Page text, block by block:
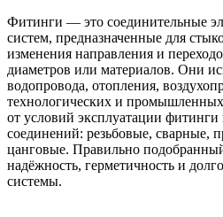
Фитинги — это соединительные
систем, предназначенные для
изменения направления и
диаметров или материалов. Они
водопровода, отопления,
технологических и
от условий эксплуатации
соединений: резьбовые, сварные,
цанговые. Правильно
надёжность, герметичность и
системы.